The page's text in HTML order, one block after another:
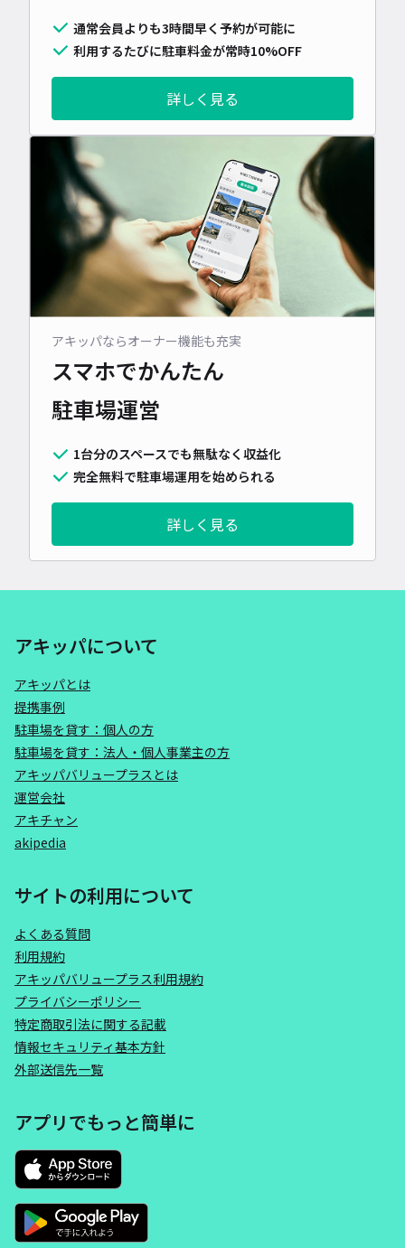
通常会員よりも3時間早く予約が可能に
利用するたびに駐車料金が常時10%OFF
詳しく見る
アキッパならオーナー機能も充実
スマホでかんたん
駐車場運営
1台分のスペースでも無駄なく収益化
完全無料で駐車場運用を始められる
詳しく見る
アキッパについて
アキッパとは
提携事例
駐車場を貸す：個人の方
駐車場を貸す：法人・個人事業主の方
アキッパバリュープラスとは
運営会社
アキチャン
akipedia
サイトの利用について
よくある質問
利用規約
アキッパバリュープラス利用規約
プライバシーポリシー
特定商取引法に関する記載
情報セキュリティ基本方針
外部送信先一覧
アプリでもっと簡単に